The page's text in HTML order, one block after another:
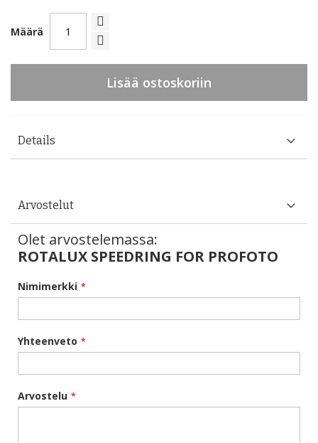
Määrä
Lisää ostoskoriin
Details
Arvostelut
Olet arvostelemassa:
ROTALUX SPEEDRING FOR PROFOTO
Nimimerkki
Yhteenveto
Arvostelu